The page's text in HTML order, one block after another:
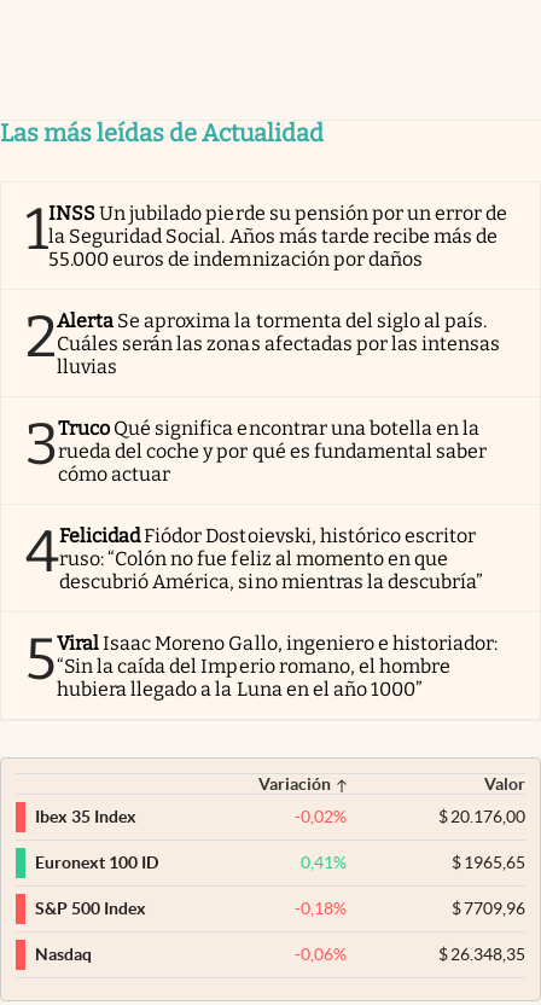
Las más leídas de Actualidad
1INSSUn jubilado pierde su pensión por un error de
la Seguridad Social. Años más tarde recibe más de
55.000 euros de indemnización por daños
2Alerta Se aproxima la tormenta del siglo al país.
Cuáles serán las zonas afectadas por las intensas
lluvias
3Truco Qué significa encontrar una botella en la
rueda del coche y por qué es fundamental saber
cómo actuar
4FelicidadFiódor Dostoievski, histórico escritor
ruso: “Colón no fue feliz al momento en que
descubrió América, sino mientras la descubría”
5ViralIsaac Moreno Gallo, ingeniero e historiador:
“Sin la caída del Imperio romano, el hombre
hubiera llegado a la Luna en el año 1000”
Variación
Valor
Ibex 35 Index
-0,02% $20.176,00
Euronext 100 ID 0,41% $1965,65
S&P 500 Index -0,18% $7709,96
Nasdaq -0,06% $26.348,35